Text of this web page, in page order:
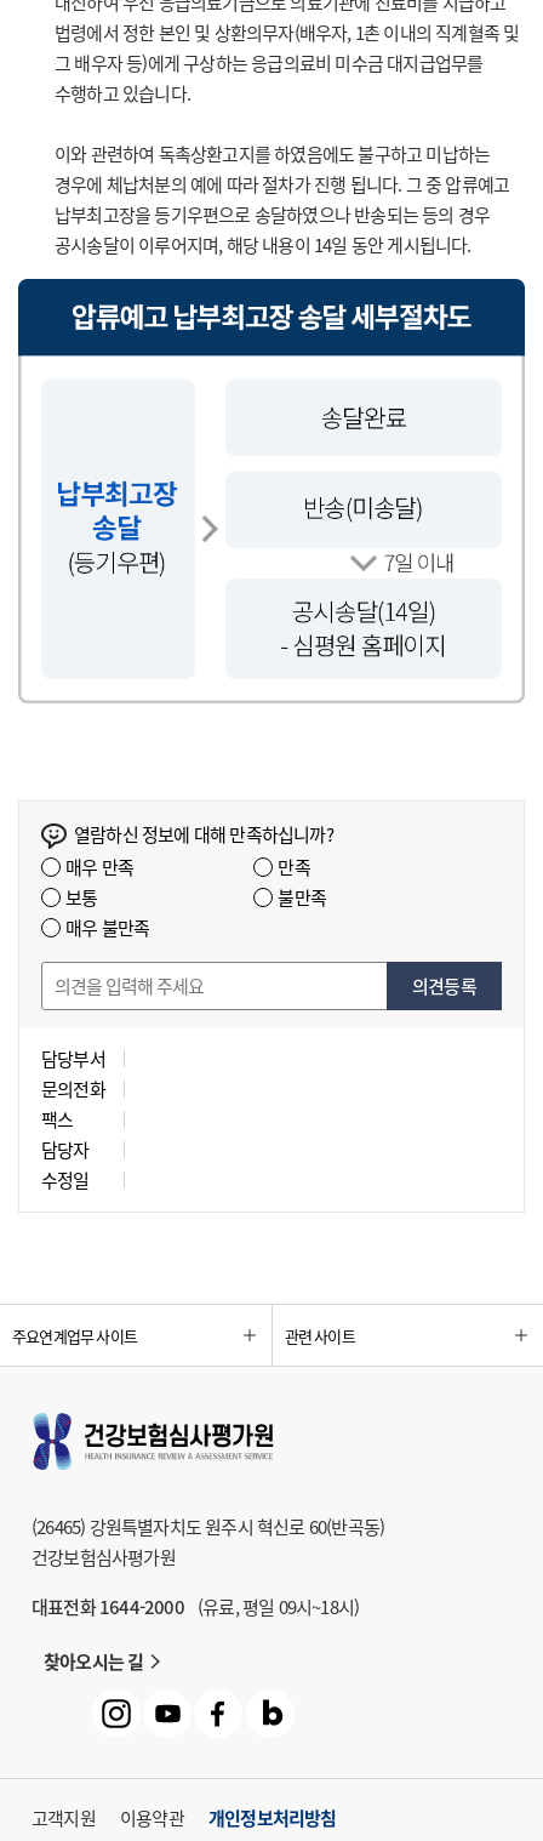
법령에서 정한 본인 및 상환의무자(배우자, 1촌 이내의 직계혈족 및
그 배우자 등)에게 구상하는 응급의료비 미수금 대지급업무를
수행하고 있습니다.
이와 관련하여 독촉상환고지를 하였음에도 불구하고 미납하는
경우에 체납처분의 예에 따라 절차가 진행 됩니다. 그 중 압류예고
납부최고장을 등기우편으로 송달하였으나 반송되는 등의 경우
공시송달이 이루어지며, 해당 내용이 14일 동안 게시됩니다.
열람하신 정보에 대해 만족하십니까?
매우 만족
만족
보통
불만족
매우 불만족
의견등록
담당부서
문의전화
팩스
담당자
수정일
주요연계업무 사이트 관련 사이트
(26465) 강원특별자치도 원주시 혁신로 60(반곡동)
건강보험심사평가원
대표전화 1644-2000 (유료, 평일 09시~18시)
찾아오시는 길
고객지원 이용약관 개인정보처리방침